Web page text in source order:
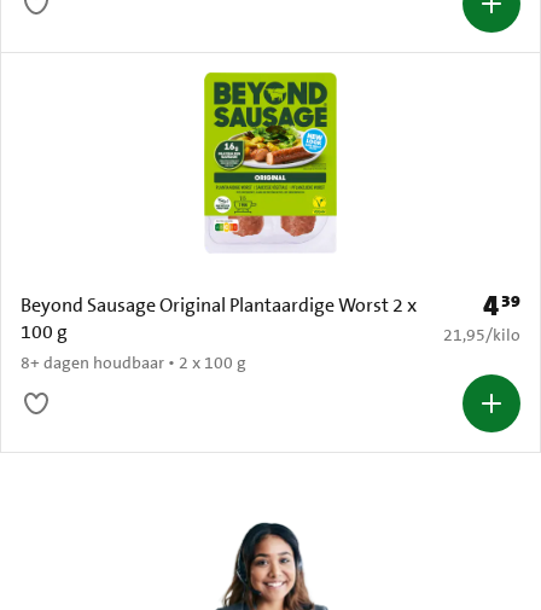
Beyond Sausage Original Plantaardige Worst 2 x
100 g
8+ dagen houdbaar • 2 x 100 g
Prijs:
439
€ 21,95 per
21,95/kilo